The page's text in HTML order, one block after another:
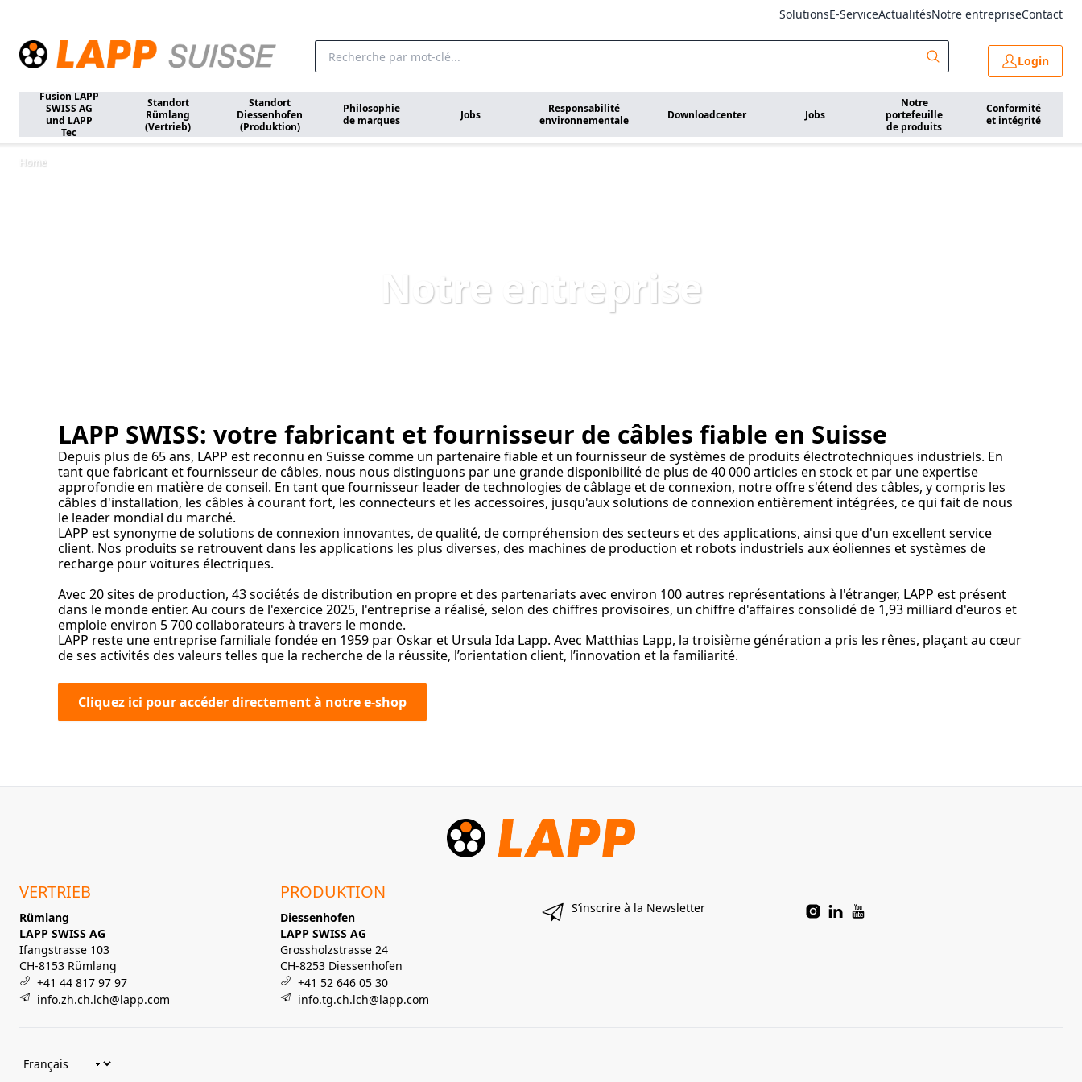
SolutionsE-ServiceActualitésNotre entrepriseContact
Login
Fusion LAPP
SWISS AG
und LAPP
Tec
Standort
Rümlang
(Vertrieb)
Standort
Diessenhofen
(Produktion)
Philosophie
de marques
Jobs
Responsabilité
environnementale
Downloadcenter Jobs
Notre
portefeuille
de produits
Conformité
et intégrité
Home
Notre entreprise
LAPP SWISS: votre fabricant et fournisseur de câbles fiable en Suisse
Depuis plus de 65 ans, LAPP est reconnu en Suisse comme un partenaire fiable et un fournisseur de systèmes de produits électrotechniques industriels. En
tant que fabricant et fournisseur de câbles, nous nous distinguons par une grande disponibilité de plus de 40 000 articles en stock et par une expertise
approfondie en matière de conseil. En tant que fournisseur leader de technologies de câblage et de connexion, notre offre s'étend des câbles, y compris les
câbles d'installation, les câbles à courant fort, les connecteurs et les accessoires, jusqu'aux solutions de connexion entièrement intégrées, ce qui fait de nous
le leader mondial du marché.
LAPP est synonyme de solutions de connexion innovantes, de qualité, de compréhension des secteurs et des applications, ainsi que d'un excellent service
client. Nos produits se retrouvent dans les applications les plus diverses, des machines de production et robots industriels aux éoliennes et systèmes de
recharge pour voitures électriques.
Avec 20 sites de production, 43 sociétés de distribution en propre et des partenariats avec environ 100 autres représentations à l'étranger, LAPP est présent
dans le monde entier. Au cours de l'exercice 2025, l'entreprise a réalisé, selon des chiffres provisoires, un chiffre d'affaires consolidé de 1,93 milliard d'euros et
emploie environ 5 700 collaborateurs à travers le monde.
LAPP reste une entreprise familiale fondée en 1959 par Oskar et Ursula Ida Lapp. Avec Matthias Lapp, la troisième génération a pris les rênes, plaçant au cœur
de ses activités des valeurs telles que la recherche de la réussite, l’orientation client, l’innovation et la familiarité.
Cliquez ici pour accéder directement à notre e-shop
VERTRIEB
Rümlang
LAPP SWISS AG
Ifangstrasse 103
CH-8153 Rümlang
+41 44 817 97 97
info.zh.ch.lch@lapp.com
PRODUKTION
Diessenhofen
LAPP SWISS AG
Grossholzstrasse 24
CH-8253 Diessenhofen
+41 52 646 05 30
info.tg.ch.lch@lapp.com
S’inscrire à la Newsletter